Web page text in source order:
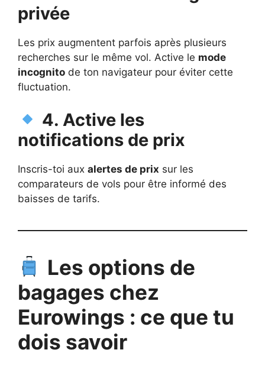
privée
Les prix augmentent parfois après plusieurs
recherches sur le même vol. Active le mode
incognito de ton navigateur pour éviter cette
fluctuation.
4. Active les
notifications de prix
Inscris-toi aux alertes de prix sur les
comparateurs de vols pour être informé des
baisses de tarifs.
Les options de
bagages chez
Eurowings : ce que tu
dois savoir